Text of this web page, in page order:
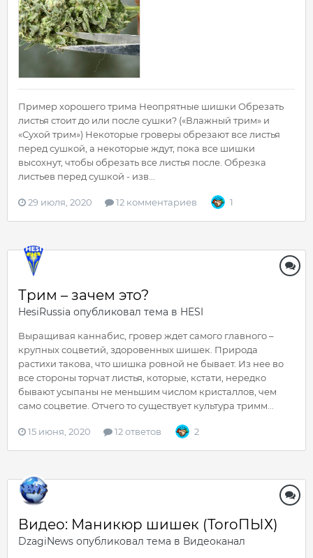
Пример хорошего трима Неопрятные шишки Обрезать
листья стоит до или после сушки? («Влажный трим» и
«Сухой трим») Некоторые гроверы обрезают все листья
перед сушкой, а некоторые ждут, пока все шишки
высохнут, чтобы обрезать все листья после. Обрезка
листьев перед сушкой - изв...
29 июля, 2020 12 комментариев 1
Трим – зачем это?
HesiRussia опубликовал тема в HESI
Выращивая каннабис, гровер ждет самого главного –
крупных соцветий, здоровенных шишек. Природа
растихи такова, что шишка ровной не бывает. Из нее во
все стороны торчат листья, которые, кстати, нередко
бывают усыпаны не меньшим числом кристаллов, чем
само соцветие. Отчего то существует культура тримм...
15 июня, 2020 12 ответов 2
Видео: Маникюр шишек (ToroПЫХ)
DzagiNews опубликовал тема в Видеоканал